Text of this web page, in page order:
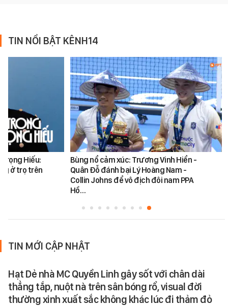
TIN NỔI BẬT KÊNH14
Hiếu:
ở trọ trên
Bùng nổ cảm xúc: Trương Vinh Hiển -
Quân Đỗ đánh bại Lý Hoàng Nam -
Collin Johns để vô địch đôi nam PPA
Hồ…
TIN MỚI CẬP NHẬT
Hạt Dẻ nhà MC Quyền Linh gây sốt với chân dài
thẳng tắp, nuột nà trên sân bóng rổ, visual đời
thường xinh xuất sắc không khác lúc đi thảm đỏ